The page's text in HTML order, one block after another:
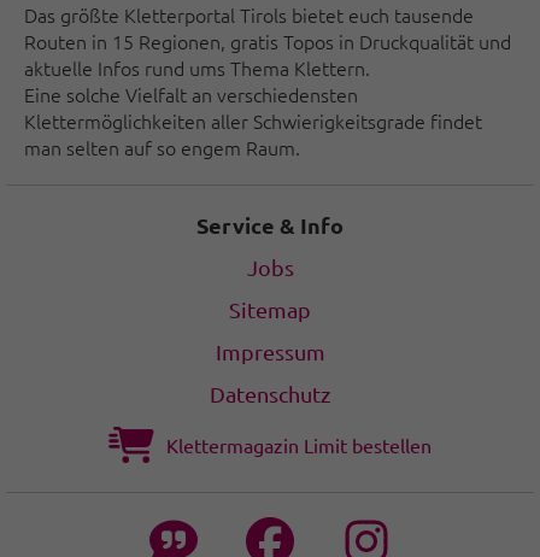
Das größte Kletterportal Tirols bietet euch tausende
Routen in 15 Regionen, gratis Topos in Druckqualität und
aktuelle Infos rund ums Thema Klettern.
Eine solche Vielfalt an verschiedensten
Klettermöglichkeiten aller Schwierigkeitsgrade findet
man selten auf so engem Raum.
Service & Info
Jobs
Sitemap
Impressum
Datenschutz
Klettermagazin Limit bestellen